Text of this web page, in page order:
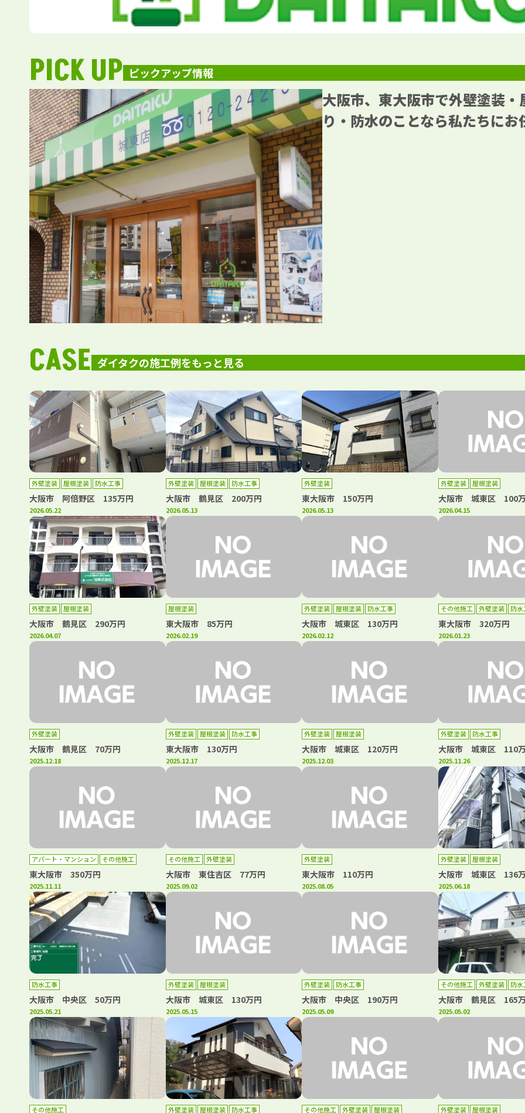
ピックアップ情報
PICK UP
大阪市、東大阪市で外壁塗装
り・防水のことなら私たちに
ダイタクの施工例をもっと見る
CASE
外壁塗装 屋根塗装 防水工事
大阪市 阿倍野区 135万円
2026.05.22
外壁塗装 屋根塗装 防水工事
大阪市 鶴見区 200万円
2026.05.13
外壁塗装
東大阪市 150万円
2026.05.13
外壁塗装 屋根塗装
大阪市 城東区 100
2026.04.15
外壁塗装 屋根塗装
大阪市 鶴見区 290万円
2026.04.07
屋根塗装
東大阪市 85万円
2026.02.19
外壁塗装 屋根塗装 防水工事
大阪市 城東区 130万円
2026.02.12
その他施工 外壁塗装 防水
東大阪市 320万円
2026.01.23
外壁塗装
大阪市 鶴見区 70万円
2025.12.18
外壁塗装 屋根塗装 防水工事
東大阪市 130万円
2025.12.17
外壁塗装 屋根塗装
大阪市 城東区 120万円
2025.12.03
外壁塗装 防水工事
大阪市 城東区 110
2025.11.26
アパート・マンション
その他施工
外壁塗装
屋根塗装
東大阪市 350万円
2025.11.11
その他施工 外壁塗装
大阪市 東住吉区 77万円
2025.09.02
外壁塗装
東大阪市 110万円
2025.08.05
外壁塗装 屋根塗装
大阪市 城東区 136
2025.06.18
防水工事
大阪市 中央区 50万円
2025.05.21
外壁塗装 屋根塗装
大阪市 城東区 130万円
2025.05.15
外壁塗装 防水工事
大阪市 中央区 190万円
2025.05.09
その他施工 外壁塗装 防水
大阪市 鶴見区 165
2025.05.02
その他施工 外壁塗装 屋根塗装 防水工事 その他施工 外壁塗装 屋根塗装 外壁塗装 屋根塗装